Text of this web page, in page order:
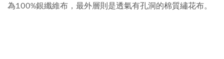
為100%銀纖維布，最外層則是透氣有孔洞的棉質繡花布。